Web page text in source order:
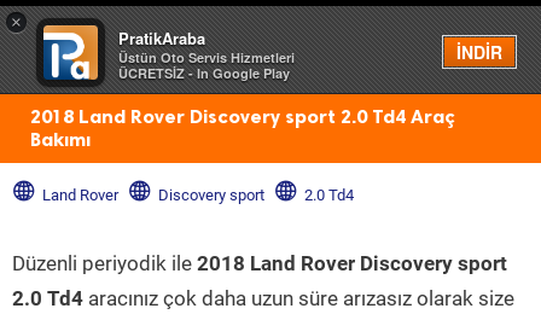
×
PratikAraba
Üstün Oto Servis Hizmetleri
ÜCRETSİZ - In Google Play
İNDİR
Menü
2018 Land Rover Discovery sport 2.0 Td4 Araç
Bakımı
Land Rover Discovery sport 2.0 Td4
Düzenli periyodik ile 2018 Land Rover Discovery sport
2.0 Td4 aracınız çok daha uzun süre arızasız olarak size